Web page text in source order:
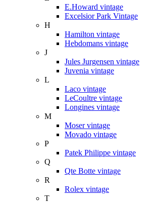
E.Howard vintage
Excelsior Park Vintage
H
Hamilton vintage
Hebdomans vintage
J
Jules Jurgensen vintage
Juvenia vintage
L
Laco vintage
LeCoultre vintage
Longines vintage
M
Moser vintage
Movado vintage
P
Patek Philippe vintage
Q
Qte Botte vintage
R
Rolex vintage
T